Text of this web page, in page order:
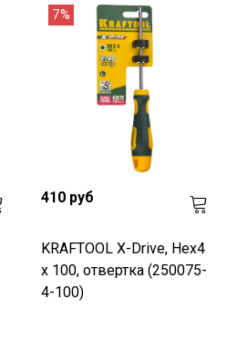
7%
410 руб
KRAFTOOL Х-Drive, Hex4
x 100, отвертка (250075-
4-100)